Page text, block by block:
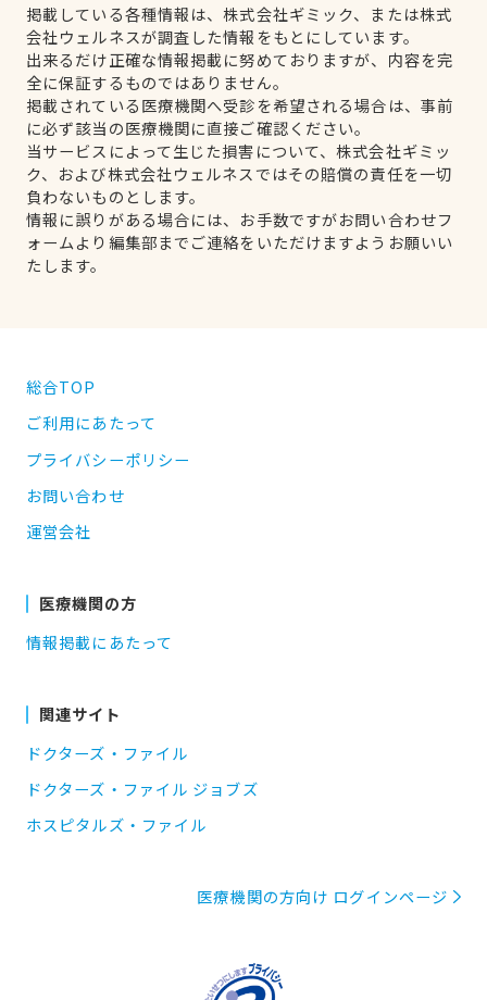
掲載している各種情報は、株式会社ギミック、または株式
会社ウェルネスが調査した情報をもとにしています。
出来るだけ正確な情報掲載に努めておりますが、内容を完
全に保証するものではありません。
掲載されている医療機関へ受診を希望される場合は、事前
に必ず該当の医療機関に直接ご確認ください。
当サービスによって生じた損害について、株式会社ギミッ
ク、および株式会社ウェルネスではその賠償の責任を一切
負わないものとします。
情報に誤りがある場合には、お手数ですがお問い合わせフ
ォームより編集部までご連絡をいただけますようお願いい
たします。
総合TOP
ご利用にあたって
プライバシーポリシー
お問い合わせ
運営会社
医療機関の方
情報掲載にあたって
関連サイト
ドクターズ・ファイル
ドクターズ・ファイル ジョブズ
ホスピタルズ・ファイル
医療機関の方向け ログインページ